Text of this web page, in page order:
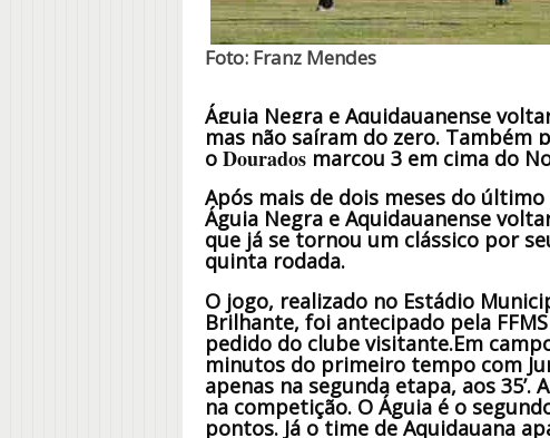
Foto: Franz Mendes
Águia Negra e Aquidauanense
mas não saíram do zero. Também
o Dourados marcou 3 em cima do
Após mais de dois meses do
Águia Negra e Aquidauanense
que já se tornou um clássico por
quinta rodada.
O jogo, realizado no Estádio
Brilhante, foi antecipado pela
pedido do clube visitante.Em
minutos do primeiro tempo com
apenas na segunda etapa, aos 35’.
na competição. O Águia é o
pontos. Já o time de Aquidauana